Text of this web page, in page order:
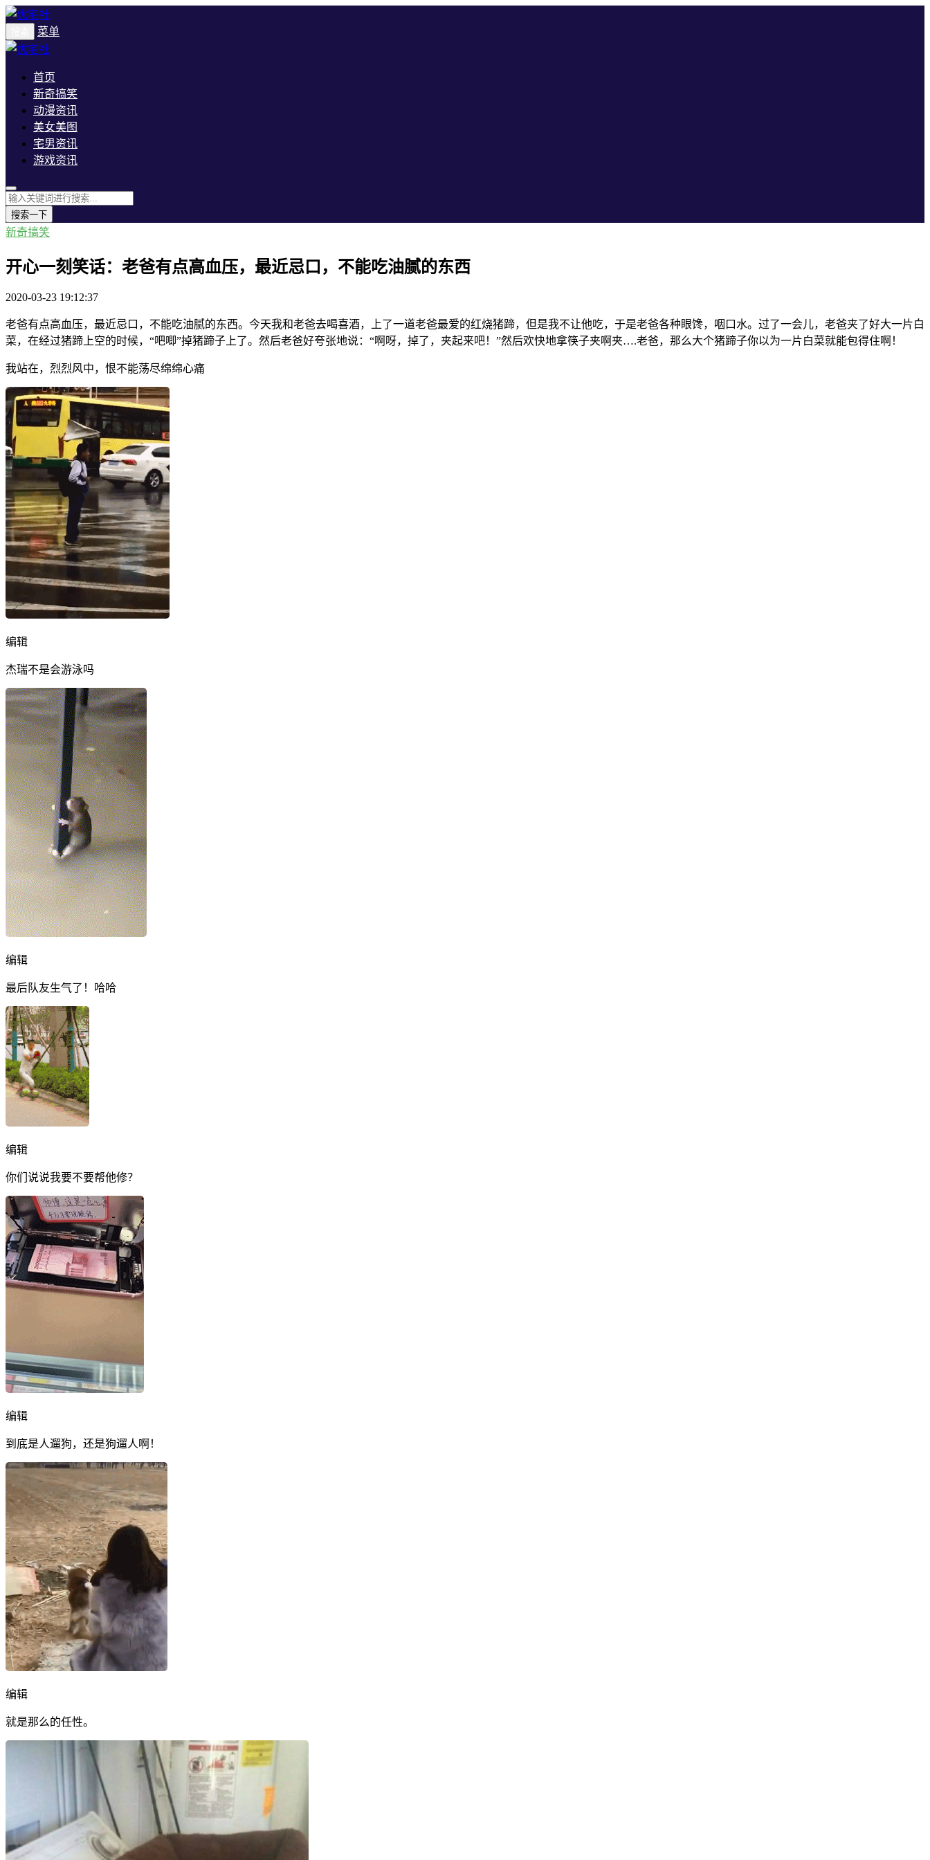
菜单
首页
新奇搞笑
动漫资讯
美女美图
宅男资讯
游戏资讯
搜索一下
新奇搞笑
开心一刻笑话：老爸有点高血压，最近忌口，不能吃油腻的东西
2020-03-23 19:12:37
老爸有点高血压，最近忌口，不能吃油腻的东西。今天我和老爸去喝喜酒，上了一道老爸最爱的红烧猪蹄，但是我不让他吃，于是老爸各种眼馋，咽口水。过了一会儿，老爸夹了好大一片白
菜，在经过猪蹄上空的时候，“吧唧”掉猪蹄子上了。然后老爸好夸张地说：“啊呀，掉了，夹起来吧！”然后欢快地拿筷子夹啊夹….老爸，那么大个猪蹄子你以为一片白菜就能包得住啊！
我站在，烈烈风中，恨不能荡尽绵绵心痛
编辑
杰瑞不是会游泳吗
编辑
最后队友生气了！哈哈
编辑
你们说说我要不要帮他修？
编辑
到底是人遛狗，还是狗遛人啊！
编辑
就是那么的任性。